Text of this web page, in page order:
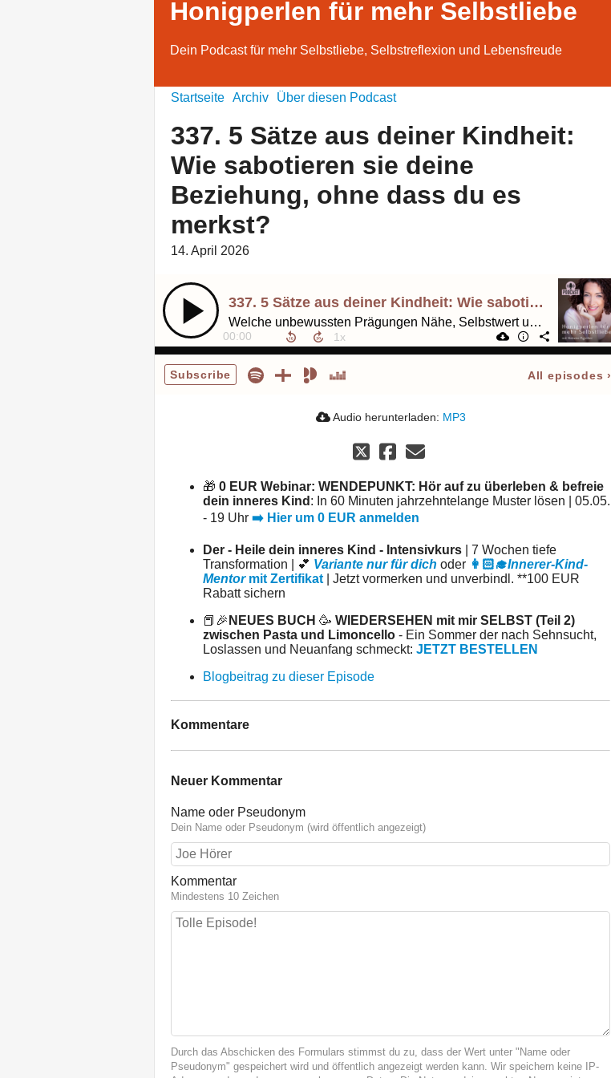
Honigperlen für mehr Selbstliebe
Dein Podcast für mehr Selbstliebe, Selbstreflexion und Lebensfreude
Startseite Archiv Über diesen Podcast
337. 5 Sätze aus deiner Kindheit:
Wie sabotieren sie deine
Beziehung, ohne dass du es
merkst?
14. April 2026
337. 5 Sätze aus deiner Kindheit: Wie sabotieren sie deine Beziehung, ohne dass du es merkst?
Welche unbewussten Prägungen Nähe, Selbstwert und Dynamik beeinflussen
00:00
Subscribe All episodes ›
Audio herunterladen: MP3
🎁 0 EUR Webinar: WENDEPUNKT: Hör auf zu überleben & befreie
dein inneres Kind : In 60 Minuten jahrzehntelange Muster lösen | 05.05.
- 19 Uhr ➡️ Hier um 0 EUR anmelden
Der - Heile dein inneres Kind - Intensivkurs | 7 Wochen tiefe
Transformation | 💕 Variante nur für dich oder 👩🏻‍🎓Innerer-Kind-
Mentormit Zertifikat | Jetzt vormerken und unverbindl. **100 EUR
Rabatt sichern
📕🎉 NEUES BUCH 🥳 WIEDERSEHEN mit mir SELBST (Teil 2)
zwischen Pasta und Limoncello - Ein Sommer der nach Sehnsucht,
Loslassen und Neuanfang schmeckt: JETZT BESTELLEN
Blogbeitrag zu dieser Episode
Kommentare
Neuer Kommentar
Name oder Pseudonym
Dein Name oder Pseudonym (wird öffentlich angezeigt)
Kommentar
Mindestens 10 Zeichen
Durch das Abschicken des Formulars stimmst du zu, dass der Wert unter "Name oder
Pseudonym" gespeichert wird und öffentlich angezeigt werden kann. Wir speichern keine IP-